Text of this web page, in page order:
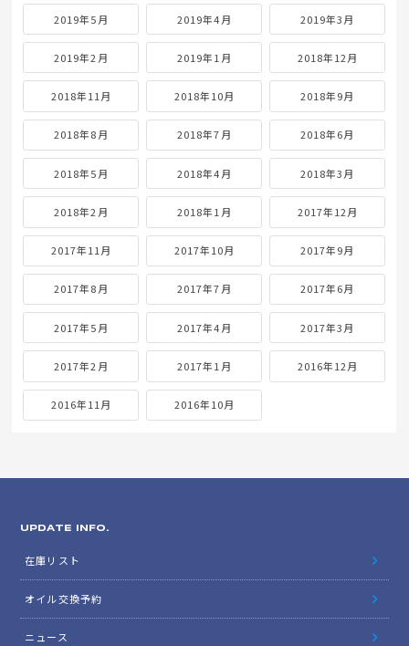
2019年5月 2019年4月 2019年3月
2019年2月 2019年1月 2018年12月
2018年11月 2018年10月 2018年9月
2018年8月 2018年7月 2018年6月
2018年5月 2018年4月 2018年3月
2018年2月 2018年1月 2017年12月
2017年11月 2017年10月 2017年9月
2017年8月 2017年7月 2017年6月
2017年5月 2017年4月 2017年3月
2017年2月 2017年1月 2016年12月
2016年11月 2016年10月
UPDATE INFO.
在庫リスト
オイル交換予約
ニュース